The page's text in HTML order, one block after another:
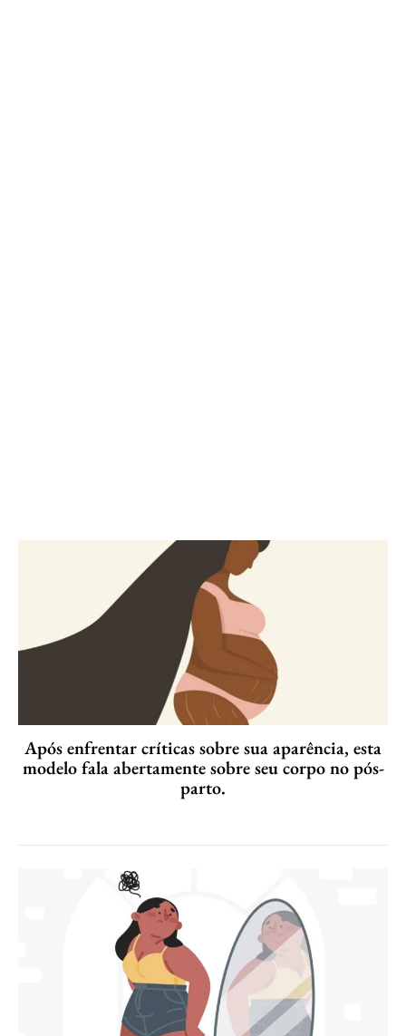
Após enfrentar críticas sobre sua aparência, esta
modelo fala abertamente sobre seu corpo no pós-
parto.